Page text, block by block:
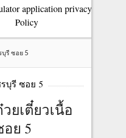
application privacy
Policy
บุรี ซอย 5
รบุรี ซอย 5
ยเตี๋ยวเนื้อ
ย 5